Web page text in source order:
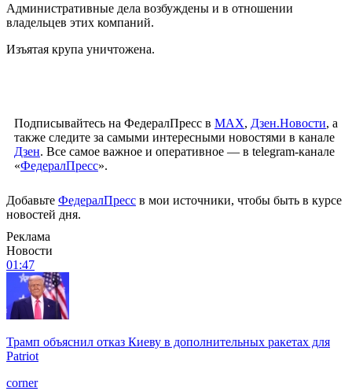
Административные дела возбуждены и в отношении
владельцев этих компаний.
Изъятая крупа уничтожена.
Подписывайтесь на ФедералПресс в МАХ, Дзен.Новости, а
также следите за самыми интересными новостями в канале
Дзен. Все самое важное и оперативное — в telegram-канале
«ФедералПресс».
Добавьте ФедералПресс в мои источники, чтобы быть в курсе
новостей дня.
Реклама
Новости
01:47
Трамп объяснил отказ Киеву в дополнительных ракетах для
Patriot
corner